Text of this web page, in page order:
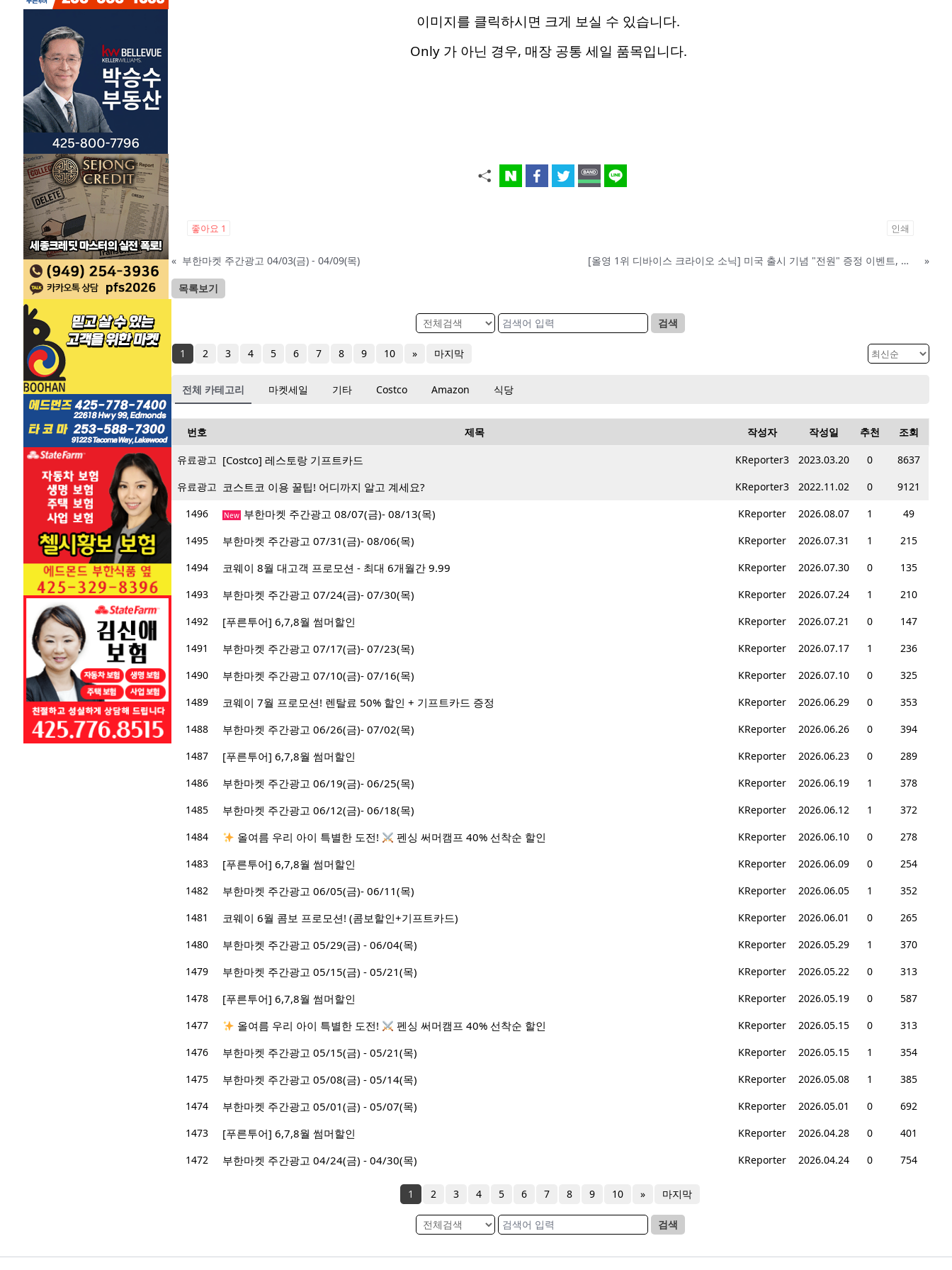
이미지를 클릭하시면 크게 보실 수 있습니다.
Only 가 아닌 경우, 매장 공통 세일 품목입니다.
좋아요 1 인쇄
« 부한마켓 주간광고 04/03(금) - 04/09(목) [올영 1위 디바이스 크라이오 소닉] 미국 출시 기념 "전원" 증정 이벤트, 참여 부탁드립니다. »
목록보기
검색
1 2 3 4 5 6 7 8 9 10 » 마지막
전체 카테고리 마켓세일 기타 Costco Amazon 식당
번호 제목 작성자 작성일 추천 조회
유료광고 [Costco] 레스토랑 기프트카드 KReporter3 2023.03.20 0
8637
유료광고 코스트코 이용 꿀팁! 어디까지 알고 계세요? KReporter3 2022.11.02 0
9121
1496
New 부한마켓 주간광고 08/07(금)- 08/13(목) KReporter 2026.08.07 1
49
1495
부한마켓 주간광고 07/31(금)- 08/06(목) KReporter 2026.07.31 1
215
1494
코웨이 8월 대고객 프로모션 - 최대 6개월간 9.99 KReporter 2026.07.30 0
135
1493
부한마켓 주간광고 07/24(금)- 07/30(목) KReporter 2026.07.24 1
210
1492
[푸른투어] 6,7,8월 썸머할인 KReporter 2026.07.21 0
147
1491
부한마켓 주간광고 07/17(금)- 07/23(목) KReporter 2026.07.17 1
236
1490
부한마켓 주간광고 07/10(금)- 07/16(목) KReporter 2026.07.10 0
325
1489
코웨이 7월 프로모션! 렌탈료 50% 할인 + 기프트카드 증정 KReporter 2026.06.29 0
353
1488
부한마켓 주간광고 06/26(금)- 07/02(목) KReporter 2026.06.26 0
394
1487
[푸른투어] 6,7,8월 썸머할인 KReporter 2026.06.23 0
289
1486
부한마켓 주간광고 06/19(금)- 06/25(목) KReporter 2026.06.19 1
378
1485
부한마켓 주간광고 06/12(금)- 06/18(목) KReporter 2026.06.12 1
372
1484
올여름 우리 아이 특별한 도전! 펜싱 써머캠프 40% 선착순 할인 KReporter 2026.06.10 0
278
1483
[푸른투어] 6,7,8월 썸머할인 KReporter 2026.06.09 0
254
1482
부한마켓 주간광고 06/05(금)- 06/11(목) KReporter 2026.06.05 1
352
1481
코웨이 6월 콤보 프로모션! (콤보할인+기프트카드) KReporter 2026.06.01 0
265
1480
부한마켓 주간광고 05/29(금) - 06/04(목) KReporter 2026.05.29 1
370
1479
부한마켓 주간광고 05/15(금) - 05/21(목) KReporter 2026.05.22 0
313
1478
[푸른투어] 6,7,8월 썸머할인 KReporter 2026.05.19 0
587
1477
올여름 우리 아이 특별한 도전! 펜싱 써머캠프 40% 선착순 할인 KReporter 2026.05.15 0
313
1476
부한마켓 주간광고 05/15(금) - 05/21(목) KReporter 2026.05.15 1
354
1475
부한마켓 주간광고 05/08(금) - 05/14(목) KReporter 2026.05.08 1
385
1474
부한마켓 주간광고 05/01(금) - 05/07(목) KReporter 2026.05.01 0
692
1473
[푸른투어] 6,7,8월 썸머할인 KReporter 2026.04.28 0
401
1472
부한마켓 주간광고 04/24(금) - 04/30(목) KReporter 2026.04.24 0 754
1 2 3 4 5 6 7 8 9 10 » 마지막
검색